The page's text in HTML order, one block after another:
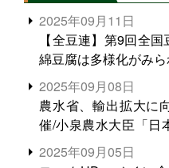
2025年09月11日
【全豆連】第9回全
綿豆腐は多様化がみら
2025年09月08日
農水省、輸出拡大に
催/小泉農水大臣「日
る。米増産に向けて、
2025年09月05日